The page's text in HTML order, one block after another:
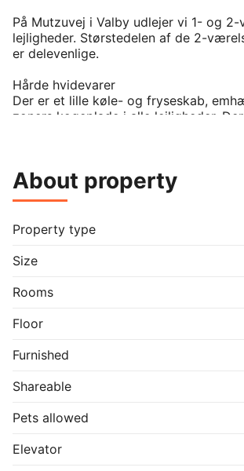
På Mutzuvej i Valby udlejer vi 1- og
lejligheder. Størstedelen af de 2-
er delevenlige.
Hårde hvidevarer
Der er et lille køle- og fryseskab,
zoners kogeplade i alle lejligheder.
Lejere kan ansøge om tilladelse til at
Kontakt os for mere information.
Fælles arealer
Du får adgang til et hyggeligt gårdrum
stauder og japanske træer, hvor der
varme sommeraftener. Trænger du til
drivhus og flere siddepladser.
Hvis vejret driller, kan I rykke ind i
hvis lejligheden bliver for trang.
De viste billeder kan være fra et andet
afvigelser kan derfor forekomme.
About property
Property type
Size
Rooms
Floor
Furnished
Shareable
Pets allowed
Elevator